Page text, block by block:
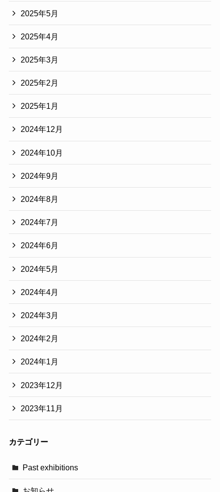
2025年5月
2025年4月
2025年3月
2025年2月
2025年1月
2024年12月
2024年10月
2024年9月
2024年8月
2024年7月
2024年6月
2024年5月
2024年4月
2024年3月
2024年2月
2024年1月
2023年12月
2023年11月
カテゴリー
Past exhibitions